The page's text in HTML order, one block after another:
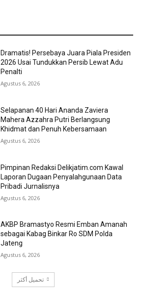
Dramatis! Persebaya Juara Piala Presiden
2026 Usai Tundukkan Persib Lewat Adu
Penalti
Agustus 6, 2026
Selapanan 40 Hari Ananda Zaviera
Mahera Azzahra Putri Berlangsung
Khidmat dan Penuh Kebersamaan
Agustus 6, 2026
Pimpinan Redaksi Delikjatim.com Kawal
Laporan Dugaan Penyalahgunaan Data
Pribadi Jurnalisnya
Agustus 6, 2026
AKBP Bramastyo Resmi Emban Amanah
sebagai Kabag Binkar Ro SDM Polda
Jateng
Agustus 6, 2026
تحميل أكثر